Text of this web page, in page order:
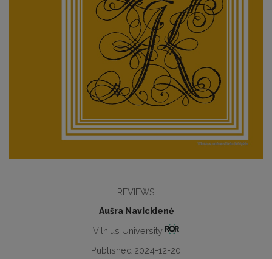
REVIEWS
Aušra Navickienė
Vilnius University
Published 2024-12-20